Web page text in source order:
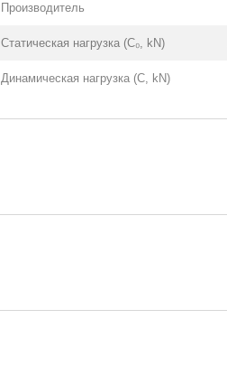
Производитель
Статическая нагрузка (С₀, kN)
Динамическая нагрузка (С, kN)